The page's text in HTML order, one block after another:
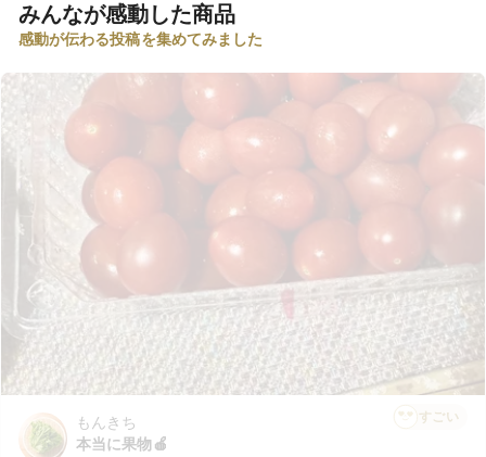
みんなが感動した商品
感動が伝わる投稿を集めてみました
すごい
もんきち
本当に果物🍎